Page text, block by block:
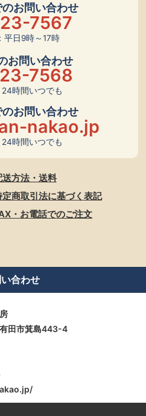
お問い合わせ
7567
平日9時～17時
お問い合わせ
7568
時間いつでも
お問い合わせ
nakao.jp
時間いつでも
送方法・送料
定商取引法に基づく表記
・お電話でのご注文
合わせ
田市箕島443-4